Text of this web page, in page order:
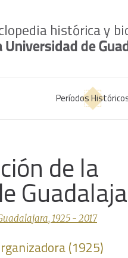
Períodos
de la
1925 - 2017
(1925)